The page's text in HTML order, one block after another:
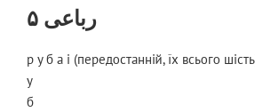
НА
رباعی ۵
р у б а і (передостанній, їх всього
у
б